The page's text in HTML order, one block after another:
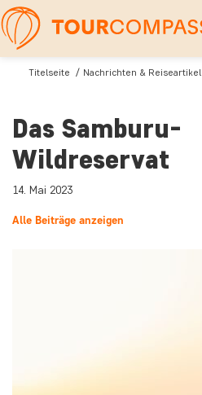
Titelseite Nachrichten & Reiseartikel
Das Samburu-
Wildreservat
14. Mai 2023
Alle Beiträge anzeigen